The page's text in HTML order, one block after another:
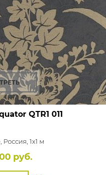
QTR1 011
Россия, 1x1 м
руб.